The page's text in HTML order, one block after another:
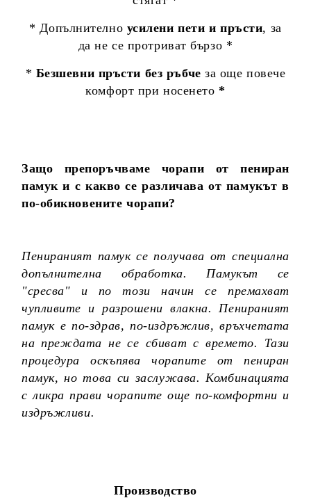
* Допълнително усилени пети и пръсти, за
да не се протриват бързо *
* Безшевни пръсти без ръбчеза още повече
комфорт при носенето *
Защо препоръчваме чорапи от пениран
памук и с какво се различава от памукът в
по-обикновените чорапи?
Пенираният памук се получава от специална
допълнителна обработка. Памукът се
"сресва" и по този начин се премахват
чупливите и разрошени влакна. Пенираният
памук е по-здрав, по-издръжлив, връхчетата
на преждата не се сбиват с времето. Тази
процедура оскъпява чорапите от пениран
памук, но това си заслужава. Комбинацията
с ликра прави чорапите още по-комфортни и
издръжливи.
Производство